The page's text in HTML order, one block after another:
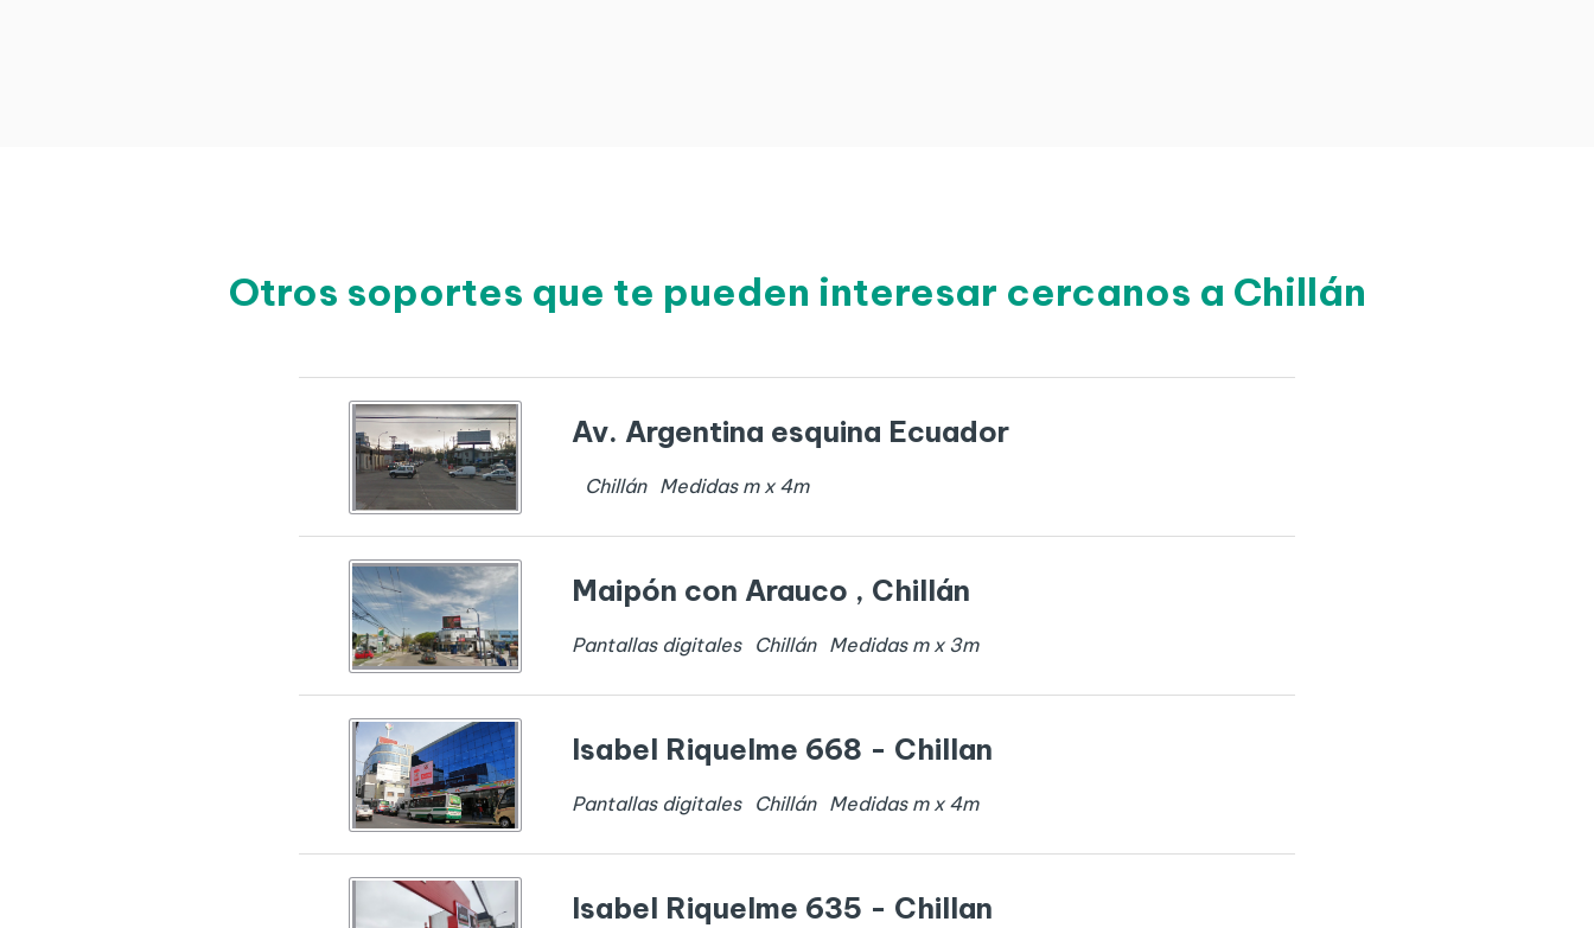
Otros soportes que te pueden interesar cercanos a Chillán
Av. Argentina esquina Ecuador
Chillán Medidas m x 4m
Maipón con Arauco , Chillán
Pantallas digitales Chillán Medidas m x 3m
Isabel Riquelme 668 - Chillan
Pantallas digitales Chillán Medidas m x 4m
Isabel Riquelme 635 - Chillan